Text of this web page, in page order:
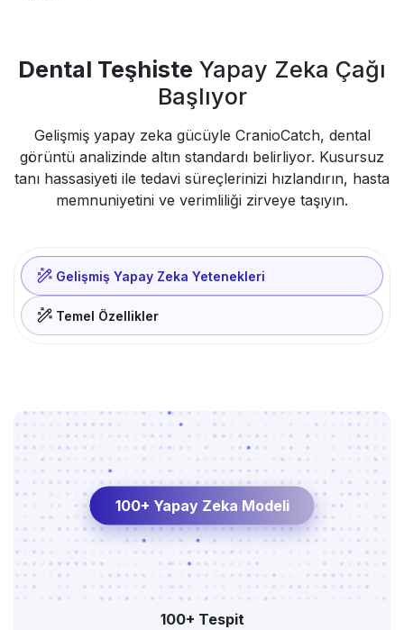
Dental Teşhiste Yapay Zeka Çağı
Başlıyor
Gelişmiş yapay zeka gücüyle CranioCatch, dental
görüntü analizinde altın standardı belirliyor. Kusursuz
tanı hassasiyeti ile tedavi süreçlerinizi hızlandırın, hasta
memnuniyetini ve verimliliği zirveye taşıyın.
Gelişmiş Yapay Zeka Yetenekleri
Temel Özellikler
100+ Yapay Zeka Modeli
100+ Tespit